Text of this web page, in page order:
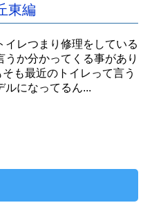
東編
イレつまり修理をしている
うか分かってくる事があり
も最近のトイレって言う
ルになってるん...